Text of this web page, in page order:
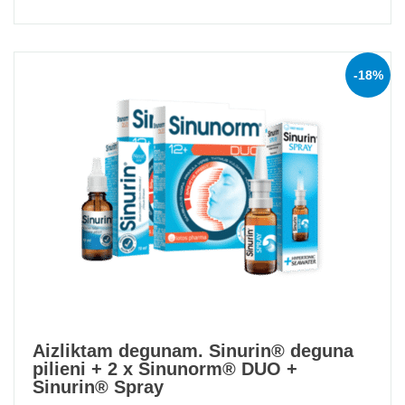
-18%
Aizliktam degunam. Sinurin® deguna
pilieni + 2 x Sinunorm® DUO +
Sinurin® Spray